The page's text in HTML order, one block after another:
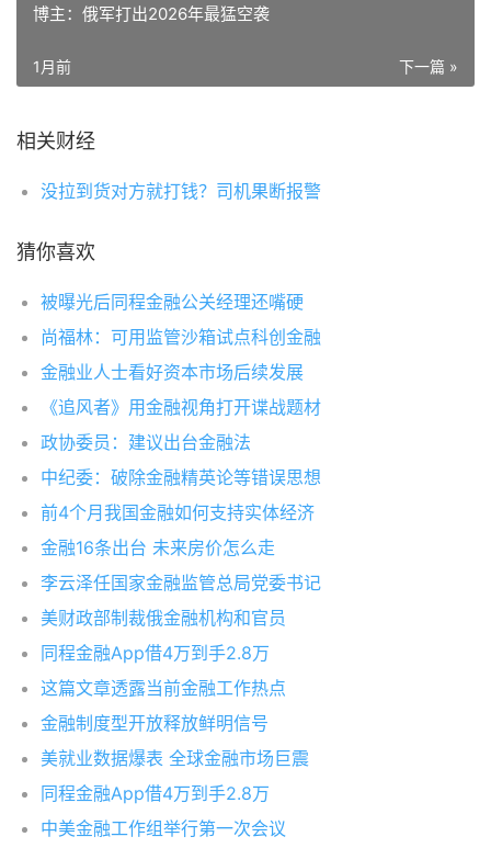
博主：俄军打出2026年最猛空袭
下一篇 »
1月前
相关财经
没拉到货对方就打钱？司机果断报警
猜你喜欢
被曝光后同程金融公关经理还嘴硬
尚福林：可用监管沙箱试点科创金融
金融业人士看好资本市场后续发展
《追风者》用金融视角打开谍战题材
政协委员：建议出台金融法
中纪委：破除金融精英论等错误思想
前4个月我国金融如何支持实体经济
金融16条出台 未来房价怎么走
李云泽任国家金融监管总局党委书记
美财政部制裁俄金融机构和官员
同程金融App借4万到手2.8万
这篇文章透露当前金融工作热点
金融制度型开放释放鲜明信号
美就业数据爆表 全球金融市场巨震
同程金融App借4万到手2.8万
中美金融工作组举行第一次会议